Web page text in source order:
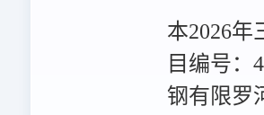
本2026
目编号：
钢有限罗